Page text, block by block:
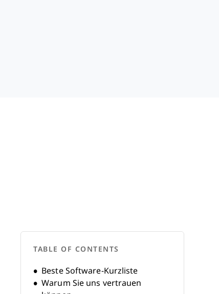
TABLE OF CONTENTS
Beste Software-Kurzliste
Warum Sie uns vertrauen